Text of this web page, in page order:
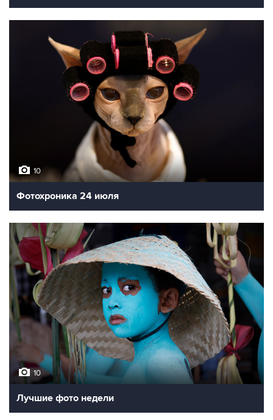
10
Фотохроника 24 июля
10
Лучшие фото недели